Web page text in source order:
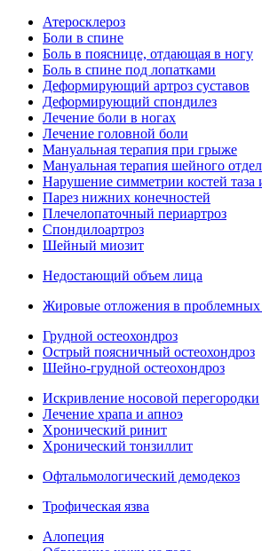
Атеросклероз
Боли в спине
Боль в пояснице, отдающая в ногу
Боль в спине под лопатками
Деформирующий артроз суставов
Деформирующий спондилез
Лечение боли в ногах
Лечение головной боли
Мануальная терапия при грыже
Мануальная терапия шейного
Нарушение симметрии костей таза
Парез нижних конечностей
Плечелопаточный периартроз
Спондилоартроз
Шейный миозит
Недостающий объем лица
Жировые отложения в проблемных
Грудной остеохондроз
Острый поясничный остеохондроз
Шейно-грудной остеохондроз
Искривление носовой перегородки
Лечение храпа и апноэ
Хронический ринит
Хронический тонзиллит
Офтальмологический демодекоз
Трофическая язва
Алопеция